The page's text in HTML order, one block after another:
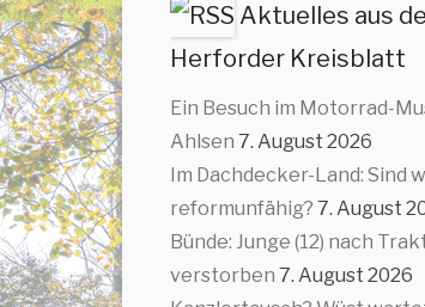
Aktuelles aus
Herforder Kreisblatt
Ein Besuch im Motorrad-
Ahlsen 7. August 2026
Im Dachdecker-Land: Sind
reformunfähig? 7. August
Bünde: Junge (12) nach
verstorben 7. August 2026